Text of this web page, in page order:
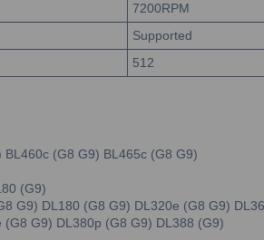
7200RPM
Supported
512
(G8 G9) BL465c (G8 G9)
(G9)
G9) DL180 (G8 G9) DL320e (G8 G9)
G9) DL380p (G8 G9) DL388 (G9)